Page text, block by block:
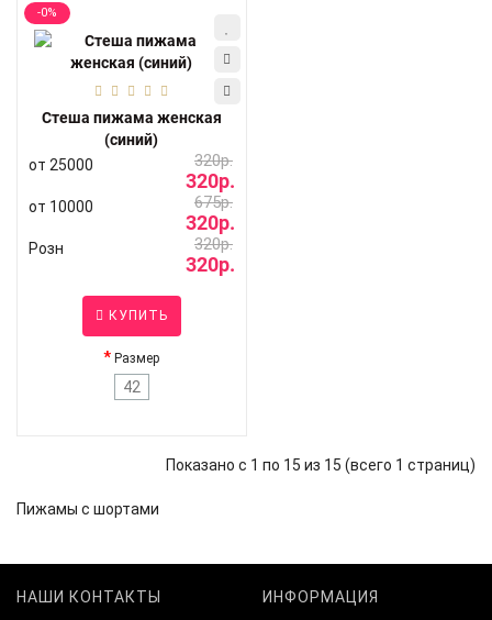
-0%
Стеша пижама женская
(синий)
от 25000
320р.
320р.
от 10000 675р.
320р.
Розн 320р.
320р.
КУПИТЬ
Размер
42
Показано с 1 по 15 из 15 (всего 1 страниц)
Пижамы с шортами
НАШИ КОНТАКТЫ
ИНФОРМАЦИЯ